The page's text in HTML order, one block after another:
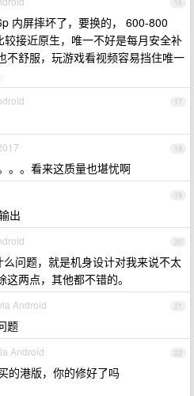
16
内屏摔坏了，要换的， 600-800
接近原生，唯一不好是每月安全补
不舒服，玩游戏看视频容易挡住唯一
17
18
。。看来这质量也堪忧啊
19
出
20
问题，就是机身设计对我来说不太
两点，其他都不错的。
21
Android
题
22
Android
的港版，你的修好了吗